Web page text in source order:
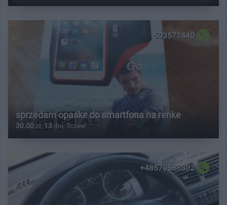
503571440
sprzedam opaske do smartfona na renke
30.00 zł, 13 dni, Tczew
+48570588802